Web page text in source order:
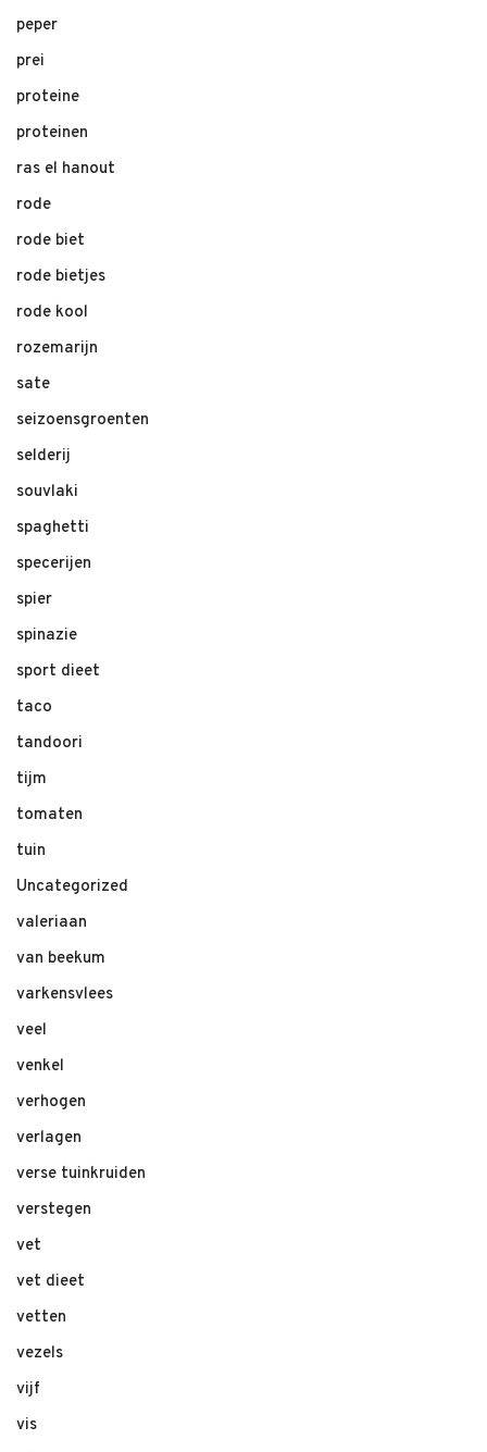
peper
prei
proteine
proteinen
ras el hanout
rode
rode biet
rode bietjes
rode kool
rozemarijn
sate
seizoensgroenten
selderij
souvlaki
spaghetti
specerijen
spier
spinazie
sport dieet
taco
tandoori
tijm
tomaten
tuin
Uncategorized
valeriaan
van beekum
varkensvlees
veel
venkel
verhogen
verlagen
verse tuinkruiden
verstegen
vet
vet dieet
vetten
vezels
vijf
vis